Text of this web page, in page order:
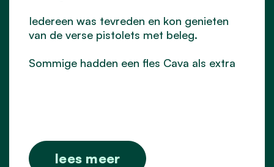
Iedereen was tevreden en kon genieten
van de verse pistolets met beleg.
Sommige hadden een fles Cava als extra
lees meer